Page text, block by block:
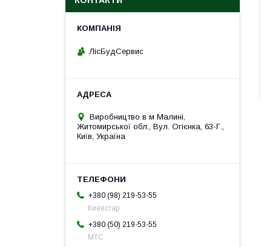
ЛісБудСервис
Виробництво в м Малині,
Житомирської обл., Вул. Огієнка, 63-Г.,
Київ, Україна
+380 (98) 219-53-55
Киевстар
+380 (50) 219-53-55
МТС